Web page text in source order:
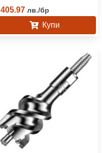
405.97 лв./бр
Купи